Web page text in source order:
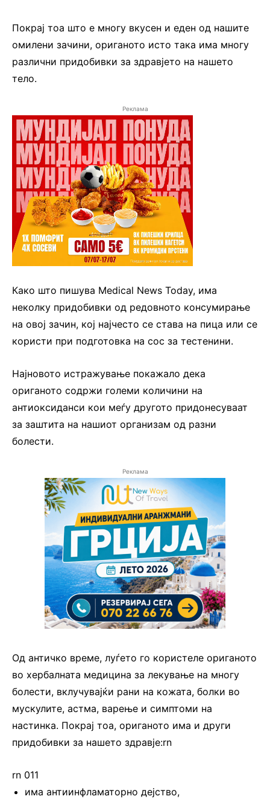
Покрај тоа што е многу вкусен и еден од нашите
омилени зачини, ориганото исто така има многу
различни придобивки за здравјето на нашето
тело.
Реклама
Како што пишува Medical News Today, има
неколку придобивки од редовното консумирање
на овој зачин, кој најчесто се става на пица или се
користи при подготовка на сос за тестенини.
Најновото истражување покажало дека
ориганото содржи големи количини на
антиоксиданси кои меѓу другото придонесуваат
за заштита на нашиот организам од разни
болести.
Реклама
Од античко време, луѓето го користеле ориганото
во хербалната медицина за лекување на многу
болести, вклучувајќи рани на кожата, болки во
мускулите, астма, варење и симптоми на
настинка. Покрај тоа, ориганото има и други
придобивки за нашето здравје:rn
rn 011
има антиинфламаторно дејство,